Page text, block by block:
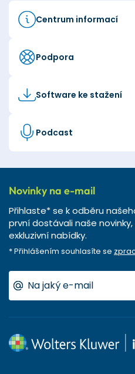
Centrum informací
Podpora
Software ke stažení
Podcast
Novinky na e-mail
Přihlaste* se k odběru
první dostávali naše
exkluzivní nabídky.
* Přihlášením souhlasíte se